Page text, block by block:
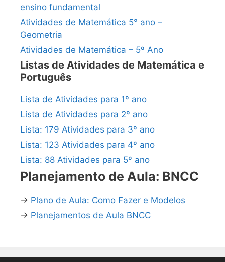
ensino fundamental
Atividades de Matemática 5° ano –
Geometria
Atividades de Matemática – 5º Ano
Listas de Atividades de Matemática e
Português
Lista de Atividades para 1º ano
Lista de Atividades para 2º ano
Lista: 179 Atividades para 3º ano
Lista: 123 Atividades para 4º ano
Lista: 88 Atividades para 5º ano
Planejamento de Aula: BNCC
→ Plano de Aula: Como Fazer e Modelos
→ Planejamentos de Aula BNCC